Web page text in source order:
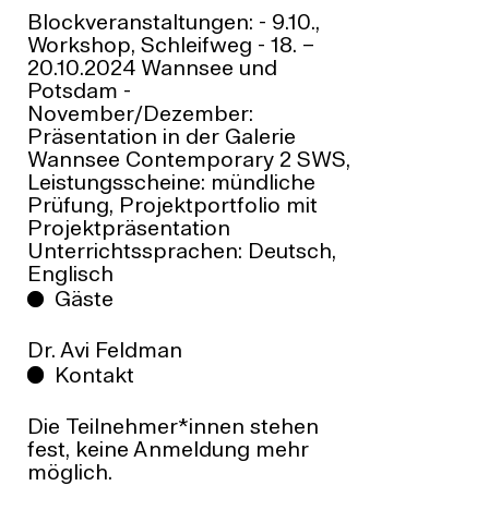
Blockveranstaltungen: - 9.10.,
Workshop, Schleifweg - 18. –
20.10.2024 Wannsee und
Potsdam -
November/Dezember:
Präsentation in der Galerie
Wannsee Contemporary 2 SWS,
Leistungsscheine: mündliche
Prüfung, Projektportfolio mit
Projektpräsentation
Unterrichtssprachen: Deutsch,
Englisch
Gäste
Dr. Avi Feldman
Kontakt
Die Teilnehmer*innen stehen
fest, keine Anmeldung mehr
möglich.